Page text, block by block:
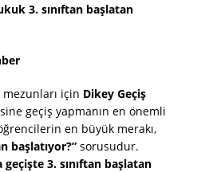
3. sınıftan başlatan
için Dikey Geçiş
geçiş yapmanın en önemli
en büyük merakı,
başlatıyor?” sorusudur.
3. sınıftan başlatan